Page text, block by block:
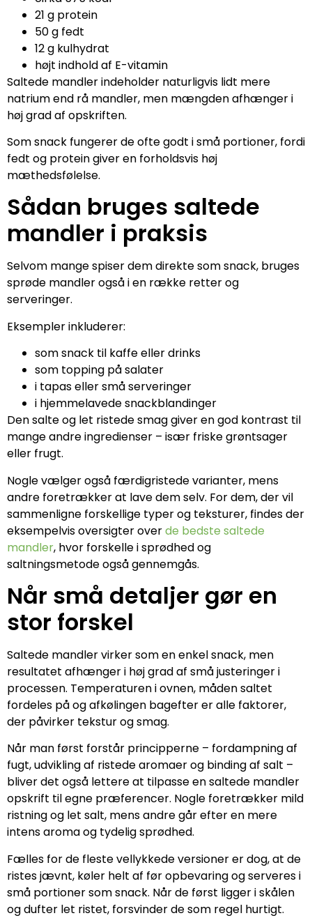
21 g protein
50 g fedt
12 g kulhydrat
højt indhold af E-vitamin
Saltede mandler indeholder naturligvis lidt mere
natrium end rå mandler, men mængden afhænger i
høj grad af opskriften.
Som snack fungerer de ofte godt i små portioner, fordi
fedt og protein giver en forholdsvis høj
mæthedsfølelse.
Sådan bruges saltede
mandler i praksis
Selvom mange spiser dem direkte som snack, bruges
sprøde mandler også i en række retter og
serveringer.
Eksempler inkluderer:
som snack til kaffe eller drinks
som topping på salater
i tapas eller små serveringer
i hjemmelavede snackblandinger
Den salte og let ristede smag giver en god kontrast til
mange andre ingredienser – især friske grøntsager
eller frugt.
Nogle vælger også færdigristede varianter, mens
andre foretrækker at lave dem selv. For dem, der vil
sammenligne forskellige typer og teksturer, findes der
eksempelvis oversigter overde bedste saltede
mandler, hvor forskelle i sprødhed og
saltningsmetode også gennemgås.
Når små detaljer gør en
stor forskel
Saltede mandler virker som en enkel snack, men
resultatet afhænger i høj grad af små justeringer i
processen. Temperaturen i ovnen, måden saltet
fordeles på og afkølingen bagefter er alle faktorer,
der påvirker tekstur og smag.
Når man først forstår principperne – fordampning af
fugt, udvikling af ristede aromaer og binding af salt –
bliver det også lettere at tilpasse en saltede mandler
opskrift til egne præferencer. Nogle foretrækker mild
ristning og let salt, mens andre går efter en mere
intens aroma og tydelig sprødhed.
Fælles for de fleste vellykkede versioner er dog, at de
ristes jævnt, køler helt af før opbevaring og serveres i
små portioner som snack. Når de først ligger i skålen
og dufter let ristet, forsvinder de som regel hurtigt.